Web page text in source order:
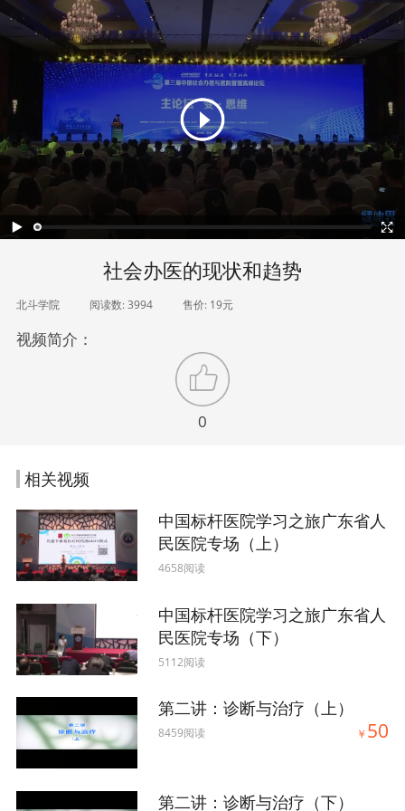
社会办医的现状和趋势
北斗学院 阅读数:3994 售价: 19元
视频简介：
0
相关视频
中国标杆医院学习之旅广东省人
民医院专场（上）
4658阅读
中国标杆医院学习之旅广东省人
民医院专场（下）
5112阅读
第二讲：诊断与治疗（上）
8459阅读 ￥ 50
第二讲：诊断与治疗（下）